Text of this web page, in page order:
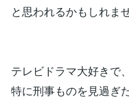
と思われるかもしれま
テレビドラマ大好きで、
特に刑事ものを見過ぎ